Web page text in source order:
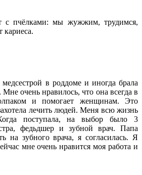
с пчёлками: мы жужжим, трудимся,
кариеса.
в роддоме и иногда брала
Мне очень нравилось, что она всегда в
и помогает женщинам. Это
лечить людей. Меня всю жизнь
поступала, на выбор было 3
федьдшер и зубной врач. Папа
на зубного врача, я согласилась. Я
мне очень нравится моя работа и